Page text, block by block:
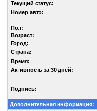
Текущий статус:
Номер авто:
Пол:
Возраст:
Город:
Страна:
Время:
Активность за 30 дней:
Подпись:
Дополнительная информация: